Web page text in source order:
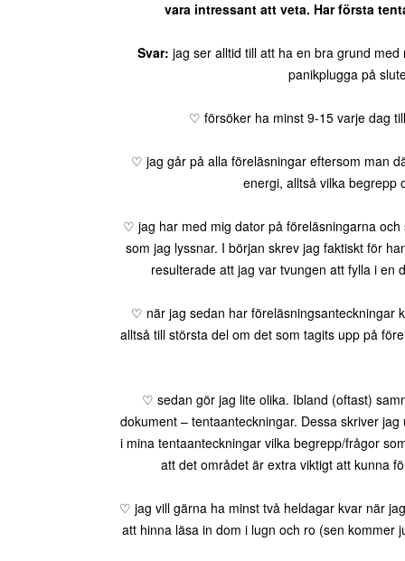
vara intressant att veta. Har första
Svar: jag ser alltid till att ha en bra grund
panikplugga på
♡ försöker ha minst 9-15 varje dag
♡ jag går på alla föreläsningar eftersom man
energi, alltså vilka begrepp
♡ jag har med mig dator på föreläsningarna
som jag lyssnar. I början skrev jag faktiskt för
resulterade att jag var tvungen att fylla i en
♡ när jag sedan har föreläsningsanteckningar
alltså till största del om det som tagits upp på
♡ sedan gör jag lite olika. Ibland (oftast)
dokument – tentaanteckningar. Dessa skriver
i mina tentaanteckningar vilka begrepp/frågor
att det området är extra viktigt att kunna
♡ jag vill gärna ha minst två heldagar kvar när
att hinna läsa in dom i lugn och ro (sen kommer